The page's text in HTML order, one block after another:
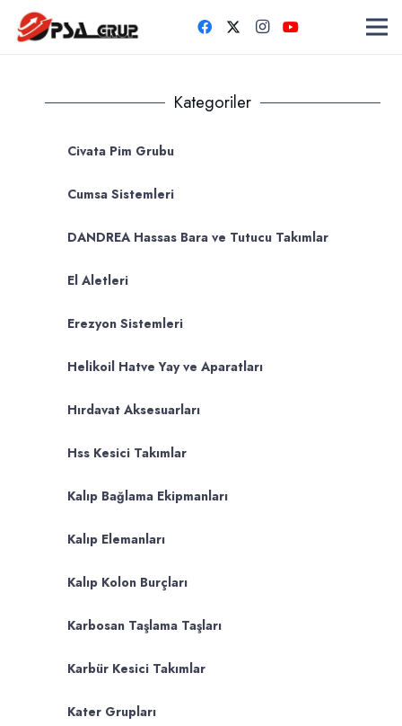
Kategoriler
Civata Pim Grubu
Cumsa Sistemleri
DANDREA Hassas Bara ve Tutucu Takımlar
El Aletleri
Erezyon Sistemleri
Helikoil Hatve Yay ve Aparatları
Hırdavat Aksesuarları
Hss Kesici Takımlar
Kalıp Bağlama Ekipmanları
Kalıp Elemanları
Kalıp Kolon Burçları
Karbosan Taşlama Taşları
Karbür Kesici Takımlar
Kater Grupları